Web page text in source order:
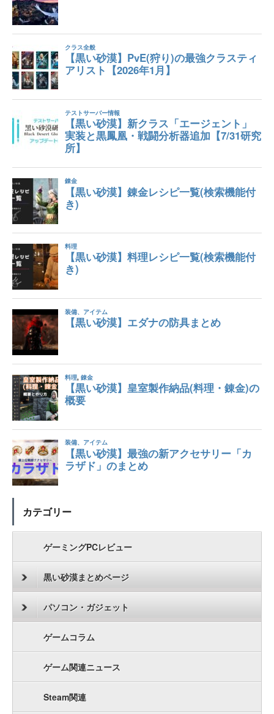
カテゴリー
ゲーミングPCレビュー
黒い砂漠まとめページ
パソコン・ガジェット
ゲームコラム
ゲーム関連ニュース
Steam関連